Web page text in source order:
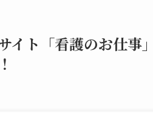
イト「看護のお仕事